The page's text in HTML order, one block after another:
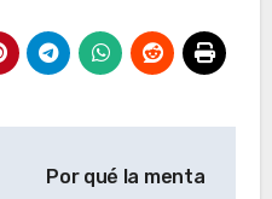
Por qué la menta